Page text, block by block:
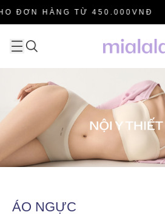
ĐƠN HÀNG TỪ 450.000VNĐ
ÁO NGỰC